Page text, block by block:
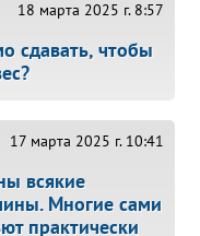
18 марта 2025 г. 8:57
сдавать, чтобы
17 марта 2025 г. 10:41
всякие
Многие сами
практически